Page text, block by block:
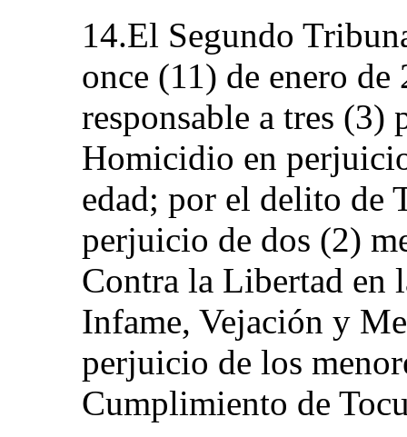
14.El Segundo
once (11) de enero
responsable a tres (3)
Homicidio en
edad; por el delito de
perjuicio de dos (2)
Contra la Libertad en
Infame, Vejación y
perjuicio de los
Cumplimiento de